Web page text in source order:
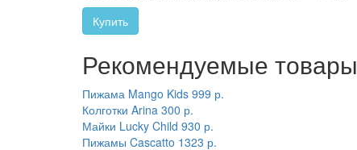
Купить
Рекомендуемые товары
Пижама Mango Kids 999 р.
Колготки Arina 300 р.
Майки Lucky Child 930 р.
Пижамы Cascatto 1323 р.